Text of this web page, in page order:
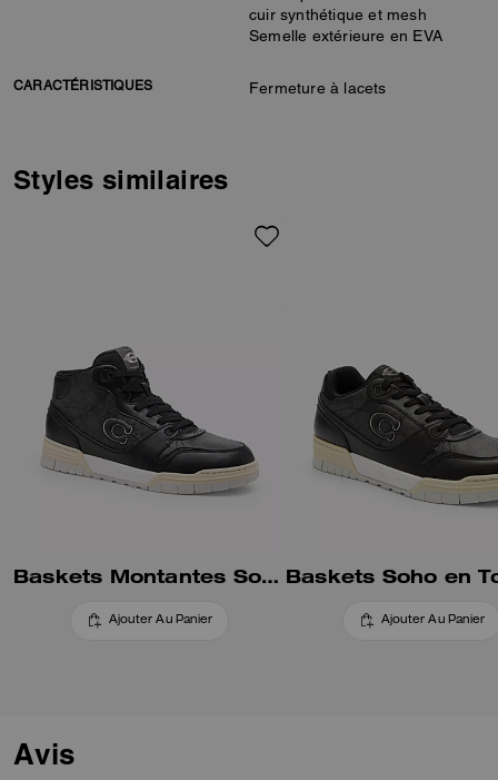
cuir synthétique et mesh
Semelle extérieure en EVA
CARACTÉRISTIQUES Fermeture à lacets
Styles similaires
Baskets Montantes Soho En Toile Signature
Ajouter Au Panier Ajouter Au Panier
Avis